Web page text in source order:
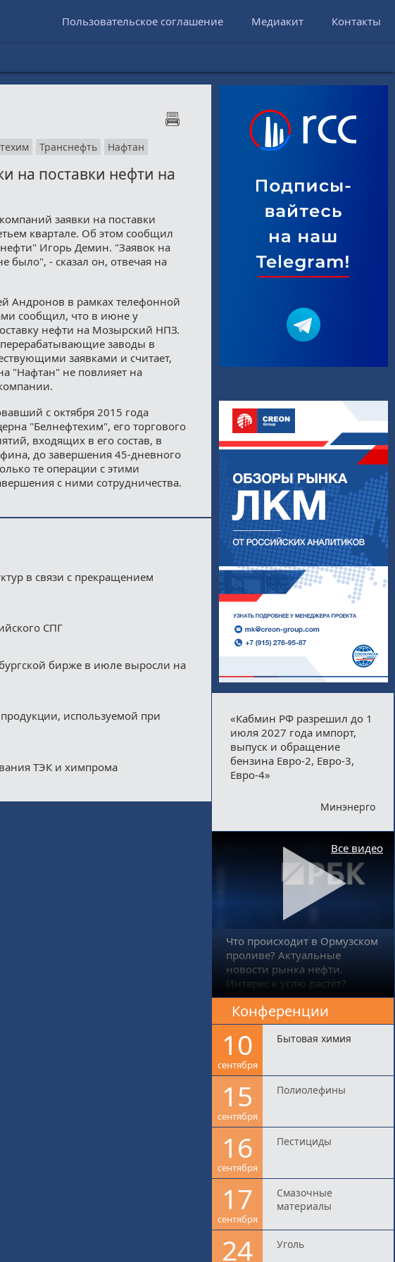
Пользовательское соглашение Медиакит Контакты
Транснефть Нафтан
на поставки нефти на
заявки на поставки
квартале. Об этом сообщил
Игорь Демин. "Заявок на
было", - сказал он, отвечая на
Андронов в рамках телефонной
сообщил, что в июне у
нефти на Мозырский НПЗ.
заводы в
заявками и считает,
"Нафтан" не повлияет на
с октября 2015 года
"Белнефтехим", его торгового
входящих в его состав, в
до завершения 45-дневного
те операции с этими
с ними сотрудничества.
в связи с прекращением
СПГ
бирже в июле выросли на
используемой при
ТЭК и химпрома
«Кабмин РФ разрешил до 1
июля 2027 года импорт,
выпуск и обращение
бензина Евро-2, Евро-3,
Евро-4»
Минэнерго
Что происходит в Ормузском
проливе? Актуальные
новости рынка нефти.
Интерес к углю растёт?
Все видео
Конференции
10
сентября
Бытовая химия
15
сентября
Полиолефины
16
сентября
Пестициды
17
сентября
Смазочные
материалы
24 Уголь